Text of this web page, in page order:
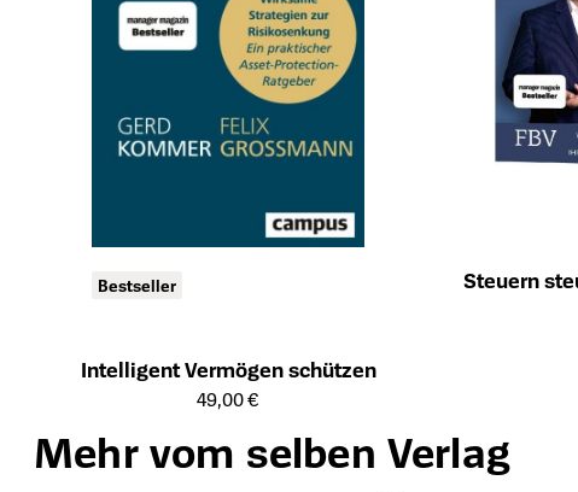
Bestseller
Intelligent Vermögen schützen
Öffnet die Detailseite des Produkts
49,00 €
Steuern
Öffnet die
Mehr vom selben Verlag